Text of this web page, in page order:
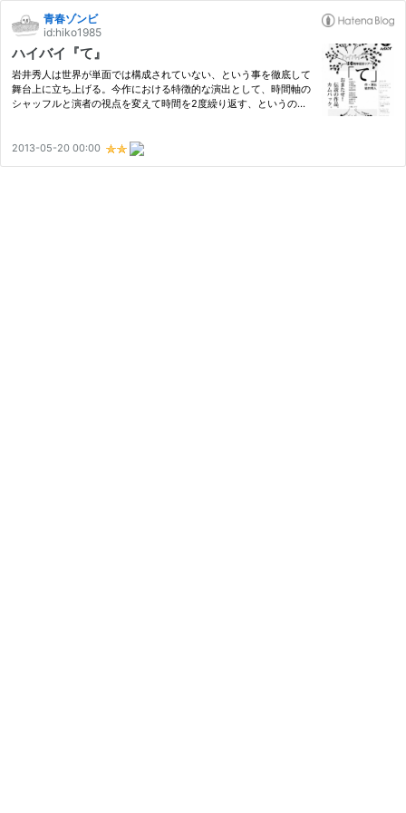
青春ゾンビ
id:hiko1985
ハイバイ『て』
岩井秀人は世界が単面では構成されていない、という事を徹底して
舞台上に立ち上げる。今作における特徴的な演出として、時間軸の
シャッフルと演者の視点を変えて時間を2度繰り返す、というのが
全…
2013-05-20 00:00